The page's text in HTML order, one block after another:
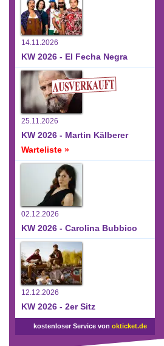
14.11.2026
KW 2026 - El Fecha Negra
25.11.2026
KW 2026 - Martin Kälberer
Warteliste »
02.12.2026
KW 2026 - Carolina Bubbico
12.12.2026
KW 2026 - 2er Sitz
kostenloser Service von okticket.de